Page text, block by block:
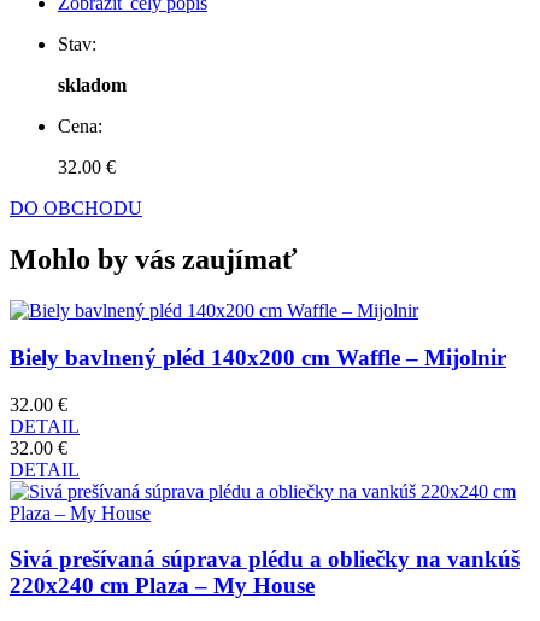
Stav:
skladom
Cena:
32.00 €
DO OBCHODU
Mohlo by vás zaujímať
Biely bavlnený pléd 140x200 cm Waffle – Mijolnir
32.00 €
DETAIL
32.00 €
DETAIL
Sivá prešívaná súprava plédu a obliečky na vankúš
220x240 cm Plaza – My House